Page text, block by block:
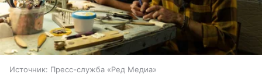
Источник: Пресс-служба «Ред Медиа»